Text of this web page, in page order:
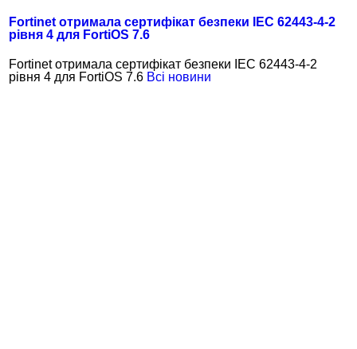
Fortinet отримала сертифікат безпеки IEC 62443-4-2
рівня 4 для FortiOS 7.6
Fortinet отримала сертифікат безпеки IEC 62443-4-2
рівня 4 для FortiOS 7.6 Всі новини